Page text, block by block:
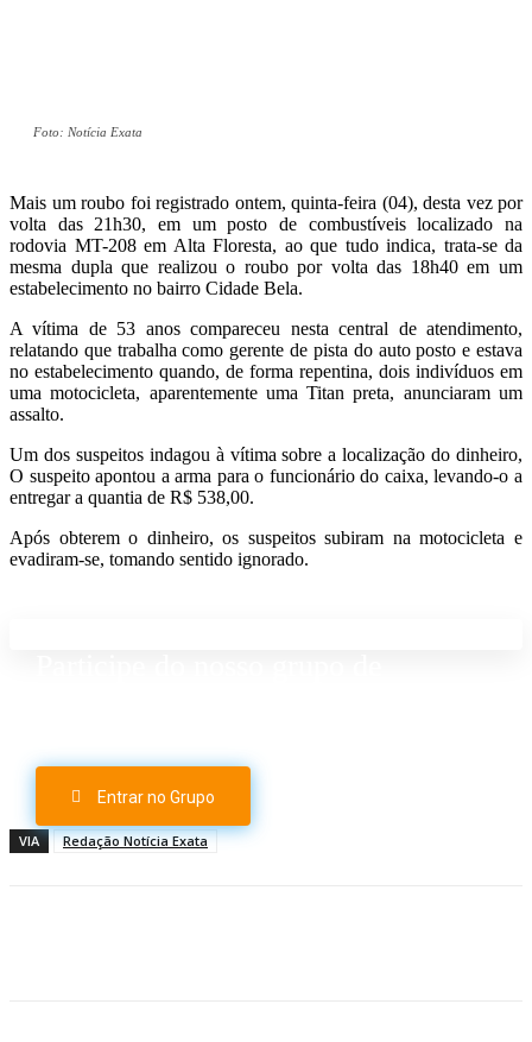
Foto: Notícia Exata
Mais um roubo foi registrado ontem, quinta-feira (04), desta vez por
volta das 21h30, em um posto de combustíveis localizado na
rodovia MT-208 em Alta Floresta, ao que tudo indica, trata-se da
mesma dupla que realizou o roubo por volta das 18h40 em um
estabelecimento no bairro Cidade Bela.
A vítima de 53 anos compareceu nesta central de atendimento,
relatando que trabalha como gerente de pista do auto posto e estava
no estabelecimento quando, de forma repentina, dois indivíduos em
uma motocicleta, aparentemente uma Titan preta, anunciaram um
assalto.
Um dos suspeitos indagou à vítima sobre a localização do dinheiro,
O suspeito apontou a arma para o funcionário do caixa, levando-o a
entregar a quantia de R$ 538,00.
Após obterem o dinheiro, os suspeitos subiram na motocicleta e
evadiram-se, tomando sentido ignorado.
Entrar no Grupo
VIA Redação Notícia Exata